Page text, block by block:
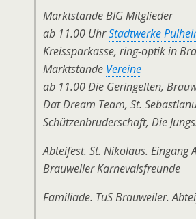
Marktstände BIG Mitglieder
ab 11.00 UhrStadtwerke
Kreissparkasse, ring-optik in
Marktstände Vereine
ab 11.00 Die Geringelten,
Dat Dream Team, St.
Schützenbruderschaft, Die
Abteifest. St. Nikolaus. Eingang
Brauweiler Karnevalsfreunde
Familiade. TuS Brauweiler.